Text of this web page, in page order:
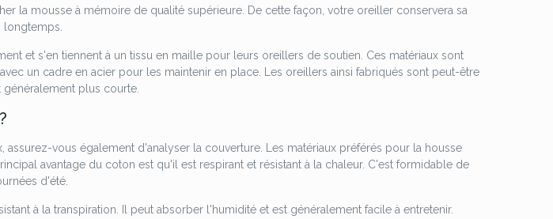
la mousse à mémoire de qualité supérieure. De cette façon, votre oreiller conservera sa
et s'en tiennent à un tissu en maille pour leurs oreillers de soutien. Ces matériaux sont
un cadre en acier pour les maintenir en place. Les oreillers ainsi fabriqués sont peut-être
plus courte.
assurez-vous également d'analyser la couverture. Les matériaux préférés pour la housse
avantage du coton est qu'il est respirant et résistant à la chaleur. C'est formidable de
d'été.
à la transpiration. Il peut absorber l'humidité et est généralement facile à entretenir.